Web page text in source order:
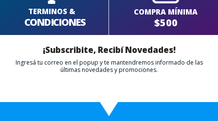
TERMINOS &
CONDICIONES
COMPRA MÍNIMA
$500
¡Subscribite, Recibí Novedades!
Ingresá tu correo en el popup y te mantendremos informado de las
últimas novedades y promociones.